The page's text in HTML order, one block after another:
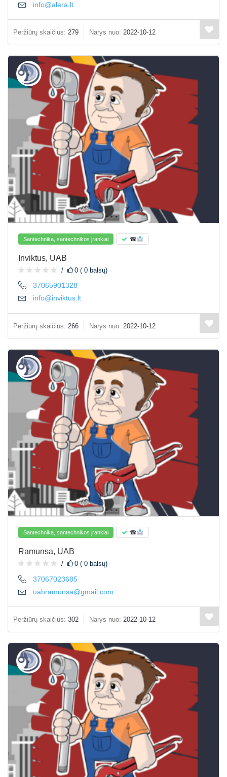
info@alera.lt
Peržiūrų skaičius: 279 Narys nuo: 2022-10-12
Santechnika, santechnikos įrankiai ☎
Inviktus, UAB
0 ( 0 balsų)
37065901328
info@inviktus.lt
Peržiūrų skaičius: 266 Narys nuo: 2022-10-12
Santechnika, santechnikos įrankiai ☎
Ramunsa, UAB
0 ( 0 balsų)
37067023685
uabramunsa@gmail.com
Peržiūrų skaičius: 302 Narys nuo: 2022-10-12